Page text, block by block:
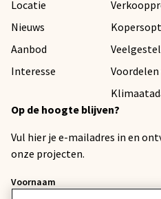
Locatie
Nieuws
Aanbod
Interesse
Op de hoogte blijven?
Vul hier je e-mailadres in en
onze projecten.
Voornaam